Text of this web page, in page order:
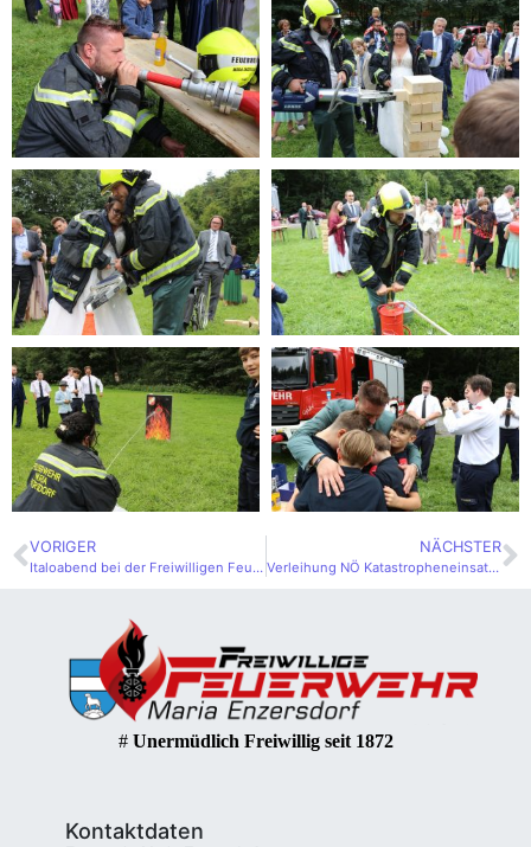
VORIGER
Italoabend bei der Freiwilligen Feuerwehr Maria Enzersdorf
NÄCHSTER
Verleihung NÖ Katastropheneinsatzmedaille
# Unermüdlich Freiwillig seit 1872
Kontaktdaten